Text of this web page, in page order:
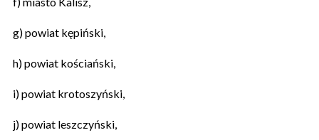
g) powiat kępiński,
h) powiat kościański,
i) powiat krotoszyński,
j) powiat leszczyński,